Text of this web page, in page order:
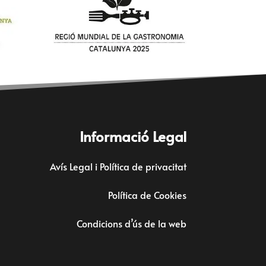
Informació Legal
Avís Legal i Política de privacitat
Política de Cookies
Condicions d’ús de la web